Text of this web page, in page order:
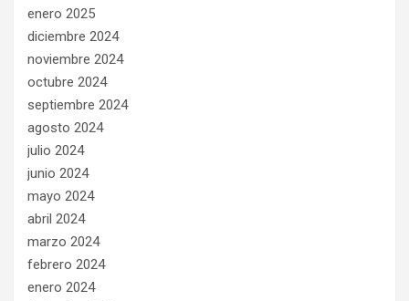
enero 2025
diciembre 2024
noviembre 2024
octubre 2024
septiembre 2024
agosto 2024
julio 2024
junio 2024
mayo 2024
abril 2024
marzo 2024
febrero 2024
enero 2024